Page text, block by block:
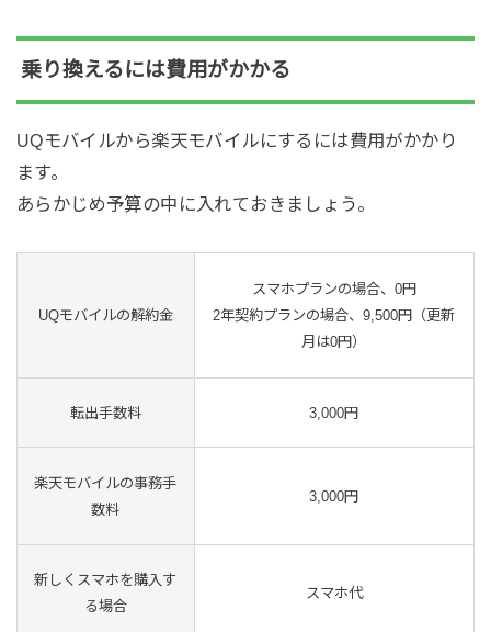
乗り換えるには費用がかかる
UQモバイルから楽天モバイルにするには費用がかかり
ます。
あらかじめ予算の中に入れておきましょう。
UQモバイルの解約金
スマホプランの場合、0円
2年契約プランの場合、9,500円（更新
月は0円）
転出手数料 3,000円
楽天モバイルの事務手
数料
3,000円
新しくスマホを購入す
る場合
スマホ代